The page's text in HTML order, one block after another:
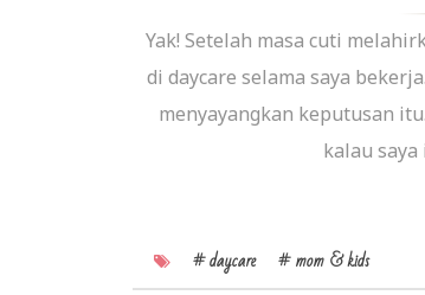
Yak! Setelah masa cuti
di daycare selama saya
menyayangkan keputusan
kalau saya
# daycare # mom & kids